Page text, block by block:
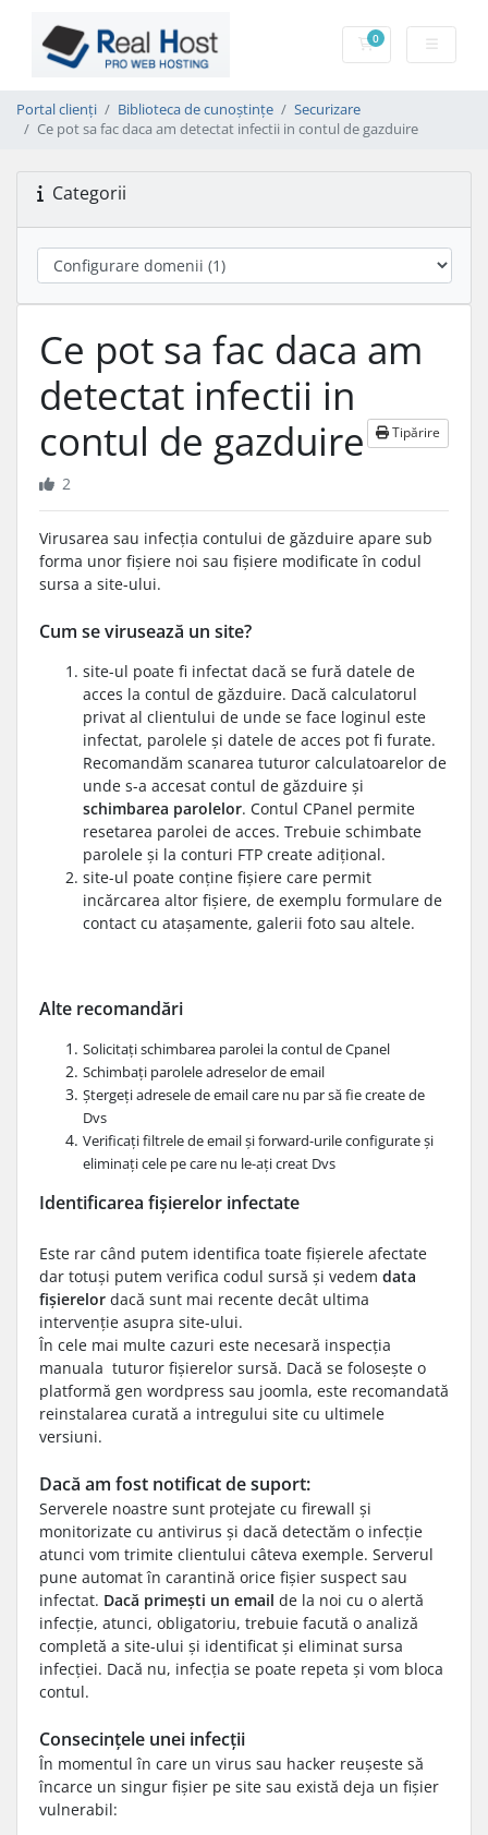
0Coș de
Portal clienți Biblioteca de cunoștințe
Securizare
Ce pot sa fac daca am detectat infectii in contul de gazduire
Categorii
Ce pot sa fac daca am
detectat infectii in
contul de gazduire
Tipărire
2
Virusarea sau infecția contului de găzduire apare sub
forma unor fișiere noi sau fișiere modificate în codul
sursa a site-ului.
Cum se virusează un site?
site-ul poate fi infectat dacă se fură datele de
acces la contul de găzduire. Dacă calculatorul
privat al clientului de unde se face loginul este
infectat, parolele și datele de acces pot fi furate.
Recomandăm scanarea tuturor calculatoarelor de
unde s-a accesat contul de găzduire și
schimbarea parolelor. Contul CPanel permite
resetarea parolei de acces. Trebuie schimbate
parolele și la conturi FTP create adițional.
site-ul poate conține fișiere care permit
incărcarea altor fișiere, de exemplu formulare de
contact cu atașamente, galerii foto sau altele.
Alte recomandări
Solicitați schimbarea parolei la contul de Cpanel
Schimbați parolele adreselor de email
Ștergeți adresele de email care nu par să fie create de
Dvs
Verificați filtrele de email și forward-urile configurate și
eliminați cele pe care nu le-ați creat Dvs
Identificarea fișierelor infectate
Este rar când putem identifica toate fișierele afectate
dar totuși putem verifica codul sursă și vedem data
fișierelor dacă sunt mai recente decât ultima
intervenție asupra site-ului.
În cele mai multe cazuri este necesară inspecția
manuala tuturor fișierelor sursă. Dacă se folosește o
platformă gen wordpress sau joomla, este recomandată
reinstalarea curată a intregului site cu ultimele
versiuni.
Dacă am fost notificat de suport:
Serverele noastre sunt protejate cu firewall și
monitorizate cu antivirus și dacă detectăm o infecție
atunci vom trimite clientului câteva exemple. Serverul
pune automat în carantină orice fișier suspect sau
infectat. Dacă primești un email de la noi cu o alertă
infecție, atunci, obligatoriu, trebuie facută o analiză
completă a site-ului și identificat și eliminat sursa
infecției. Dacă nu, infecția se poate repeta și vom bloca
contul.
Consecințele unei infecții
În momentul în care un virus sau hacker reușeste să
încarce un singur fișier pe site sau există deja un fișier
vulnerabil: